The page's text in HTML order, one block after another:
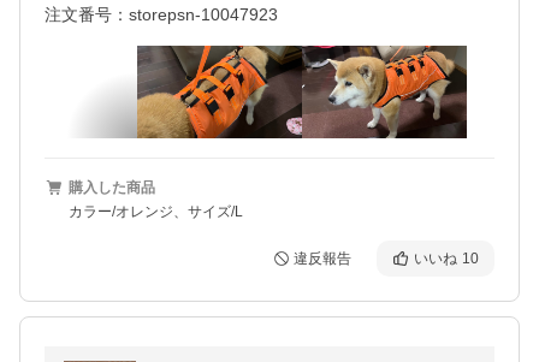
注文番号：storepsn-10047923
購入した商品
カラー/オレンジ、サイズ/L
違反報告 いいね 10